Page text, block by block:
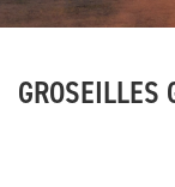
GROSEILLES